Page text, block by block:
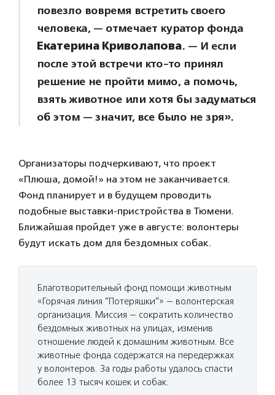
повезло вовремя встретить своего
человека, — отмечает куратор фонда
Екатерина Криволапова. — И если
после этой встречи кто-то принял
решение не пройти мимо, а помочь,
взять животное или хотя бы задуматься
об этом — значит, все было не зря».
Организаторы подчеркивают, что проект
«Плюша, домой!» на этом не заканчивается.
Фонд планирует и в будущем проводить
подобные выставки-пристройства в Тюмени.
Ближайшая пройдет уже в августе: волонтеры
будут искать дом для бездомных собак.
Благотворительный фонд помощи животным
«Горячая линия ”Потеряшки”» — волонтерская
организация. Миссия — сократить количество
бездомных животных на улицах, изменив
отношение людей к домашним животным. Все
животные фонда содержатся на передержках
у волонтеров. За годы работы удалось спасти
более 13 тысяч кошек и собак.